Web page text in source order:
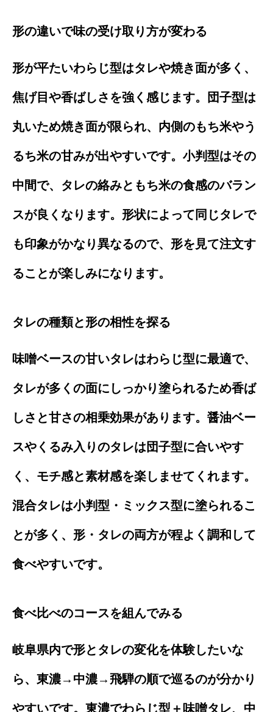
形の違いで味の受け取り方が変わる
形が平たいわらじ型はタレや焼き面が多く、
焦げ目や香ばしさを強く感じます。団子型は
丸いため焼き面が限られ、内側のもち米やう
るち米の甘みが出やすいです。小判型はその
中間で、タレの絡みともち米の食感のバラン
スが良くなります。形状によって同じタレで
も印象がかなり異なるので、形を見て注文す
ることが楽しみになります。
タレの種類と形の相性を探る
味噌ベースの甘いタレはわらじ型に最適で、
タレが多くの面にしっかり塗られるため香ば
しさと甘さの相乗効果があります。醤油ベー
スやくるみ入りのタレは団子型に合いやす
く、モチ感と素材感を楽しませてくれます。
混合タレは小判型・ミックス型に塗られるこ
とが多く、形・タレの両方が程よく調和して
食べやすいです。
食べ比べのコースを組んでみる
岐阜県内で形とタレの変化を体験したいな
ら、東濃→中濃→飛騨の順で巡るのが分かり
やすいです。東濃でわらじ型＋味噌タレ、中